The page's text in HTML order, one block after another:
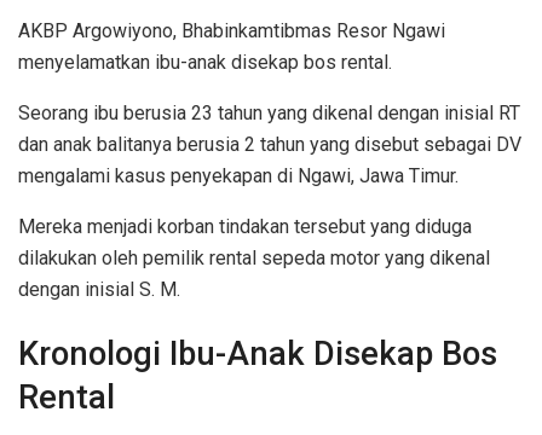
AKBP Argowiyono, Bhabinkamtibmas Resor Ngawi
menyelamatkan ibu-anak disekap bos rental.
Seorang ibu berusia 23 tahun yang dikenal dengan inisial RT
dan anak balitanya berusia 2 tahun yang disebut sebagai DV
mengalami kasus penyekapan di Ngawi, Jawa Timur.
Mereka menjadi korban tindakan tersebut yang diduga
dilakukan oleh pemilik rental sepeda motor yang dikenal
dengan inisial S. M.
Kronologi Ibu-Anak Disekap Bos
Rental